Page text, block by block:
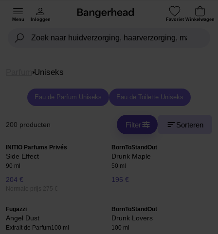
Menu Inloggen Favoriet Winkelwagen
Uniseks
Eau de Parfum Uniseks Eau de Toilette Uniseks
200 producten Filter Sorteren
INITIO Parfums Privés
Side Effect
90 ml
204 €
Normale prijs 275 €
BornToStandOut
Drunk Maple
50 ml
195 €
Fugazzi
Angel Dust
Extrait de Parfum100 ml
BornToStandOut
Drunk Lovers
100 ml